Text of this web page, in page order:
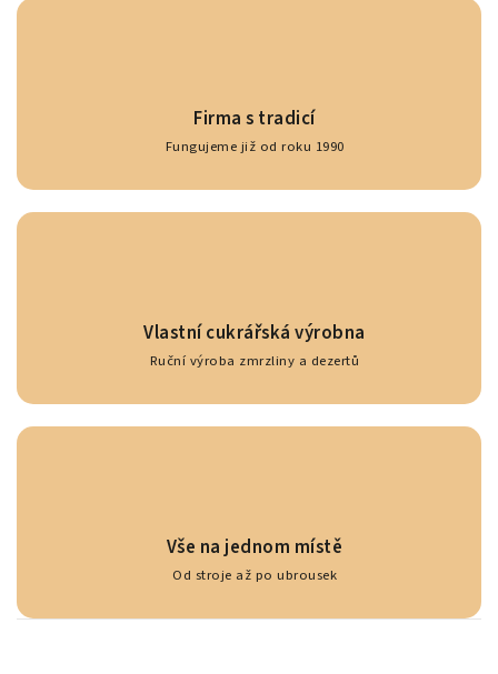
Firma s tradicí
Fungujeme již od roku 1990
Vlastní cukrářská výrobna
Ruční výroba zmrzliny a dezertů
Vše na jednom místě
Od stroje až po ubrousek